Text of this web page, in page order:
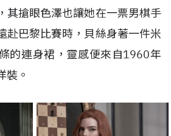
其搶眼色澤也讓她在一票男棋手
赴巴黎比賽時，貝絲身著一件米
的連身裙，靈感便來自1960年
裝。